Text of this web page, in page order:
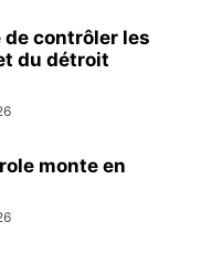
de contrôler les
du détroit
monte en